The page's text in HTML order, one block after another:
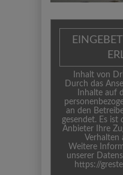
Inhalt von
Durch das
Inhalte auf
an den
gesendet. Es ist
Anbieter Ihre
Verhalten
Weitere
unserer
https://